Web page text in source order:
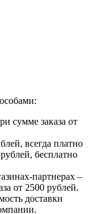
сумме заказа от
всегда платно
бесплатно
партнерах –
от 2500 рублей.
доставки